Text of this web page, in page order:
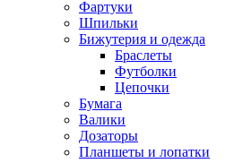
Фартуки
Шпильки
Бижутерия и одежда
Браслеты
Футболки
Цепочки
Бумага
Валики
Дозаторы
Планшеты и лопатки